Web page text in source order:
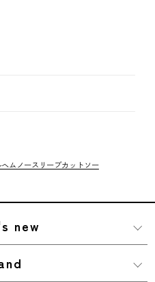
ムノースリーブカットソー
new